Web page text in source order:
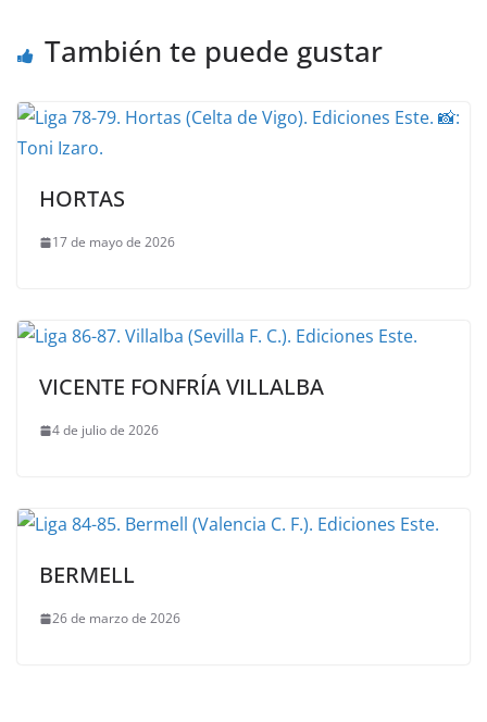
También te puede gustar
HORTAS
17 de mayo de 2026
VICENTE FONFRÍA VILLALBA
4 de julio de 2026
BERMELL
26 de marzo de 2026